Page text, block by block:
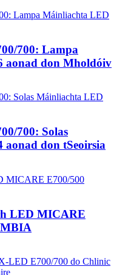
700: Lampa
aonad don Mholdóiv
700: Solas
don tSeoirsia
LED MICARE